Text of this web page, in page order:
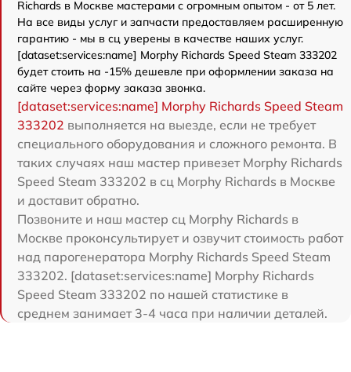
Richards в Москве мастерами с огромным опытом - от 5 лет.
На все виды услуг и запчасти предоставляем расширенную
гарантию - мы в сц уверены в качестве наших услуг.
[dataset:services:name] Morphy Richards Speed Steam 333202
будет стоить на -15% дешевле при оформлении заказа на
сайте через форму заказа звонка.
[dataset:services:name] Morphy Richards Speed Steam
333202 выполняется на выезде, если не требует
специального оборудования и сложного ремонта. В
таких случаях наш мастер привезет Morphy Richards
Speed Steam 333202 в сц Morphy Richards в Москве
и доставит обратно.
Позвоните и наш мастер сц Morphy Richards в
Москве проконсультирует и озвучит стоимость работ
над парогенератора Morphy Richards Speed Steam
333202. [dataset:services:name] Morphy Richards
Speed Steam 333202 по нашей статистике в
среднем занимает 3-4 часа при наличии деталей.